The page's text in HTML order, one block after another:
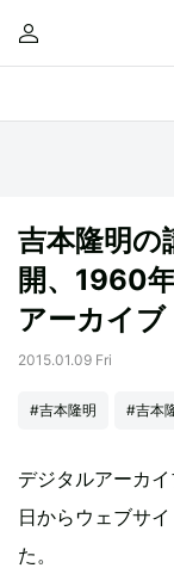
吉本隆明の
開、1960
アーカイブ
2015.01.09 Fri
#吉本隆明 #吉本
デジタルアーカ
日からウェブサ
た。